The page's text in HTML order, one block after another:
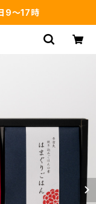
9～17時